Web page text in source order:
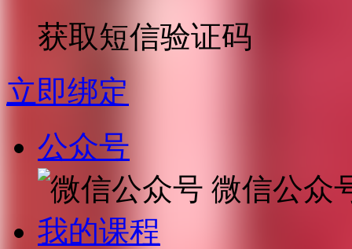
获取短信验证码
立即绑定
公众号
微信公众
我的课程